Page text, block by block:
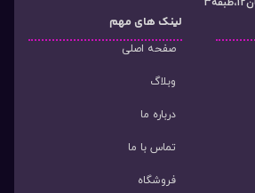
لینک های مهم
صفحه اصلی
وبلاگ
درباره ما
تماس با ما
فروشگاه